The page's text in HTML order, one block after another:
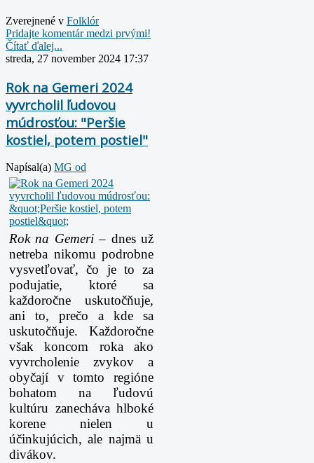
Zverejnené v Folklór
Pridajte komentár medzi prvými!
Čítať ďalej...
streda, 27 november 2024 17:37
Rok na Gemeri 2024
vyvrcholil ľudovou
múdrosťou: "Peršie
kostiel, potem postiel"
Napísal(a) MG od
Rok na Gemeri – dnes už
netreba nikomu podrobne
vysvetľovať, čo je to za
podujatie, ktoré sa
každoročne uskutočňuje,
ani to, prečo a kde sa
uskutočňuje. Každoročne
však koncom roka ako
vyvrcholenie zvykov a
obyčají v tomto regióne
bohatom na ľudovú
kultúru zanecháva hlboké
korene nielen u
účinkujúcich, ale najmä u
divákov.